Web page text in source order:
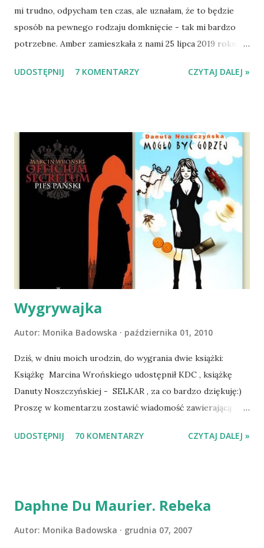
mi trudno, odpycham ten czas, ale uznałam, że to będzie
sposób na pewnego rodzaju domknięcie - tak mi bardzo
potrzebne. Amber zamieszkała z nami 25 lipca 2019 roku.
Mazowieckim, pojechaliśmy na wizytę zapoznawczą, a kilka
wspólnego życia przeczytacie TUTAJ i TUTAJ . Gdy już
nieco okrzepliśmy w codzienności z psem, a Amber - z
ludźmi i kotami, pojawił się pomysł na wspólny jesienny
wyjazd w Beskid Niski. Zanim to jednak się stało psica miała
atak padaczki, co spowodowało, że wyjazd odwołaliśmy,
wdrożyliśmy leczenie i od nowa zaczęliśmy oswajać z nami i
wspólnym życiem zdezorientowanego chorobą psa. Udało
się ustabilizować zawirowania zdrowotne i wówczas
zaczęliśmy się cieszyć sobą wzajemnie już na 100%.
Dopier...
UDOSTĘPNIJ 7 KOMENTARZY CZYTAJ DALEJ »
Wygrywajka
Autor: Monika Badowska października 01, 2010
Dziś, w dniu moich urodzin, do wygrania dwie książki:
Książkę Marcina Wrońskiego udostępnił KDC , książkę
Danuty Noszczyńskiej - SELKAR , za co bardzo dziękuję:)
Proszę w komentarzu zostawić wiadomość zawierającą
Losowanie odbędzie się w niedzielę o 8:00. Zapraszam
UDOSTĘPNIJ 70 KOMENTARZY CZYTAJ DALEJ »
Daphne Du Maurier. Rebeka
Autor: Monika Badowska grudnia 07, 2007